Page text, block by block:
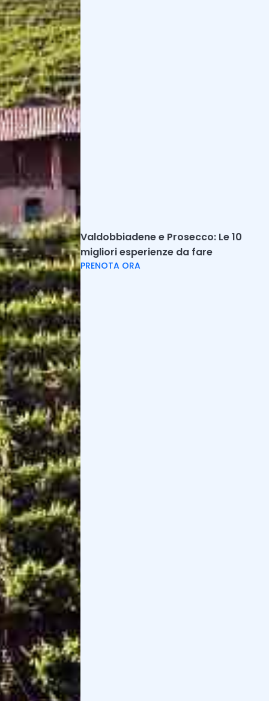
Valdobbiadene e Prosecco: Le 10
migliori esperienze da fare
PRENOTA ORA
Iscriviti alla newsletter
Ricevi la nostra newsletter con esperienze da
fare nella tua zona.
Articoli correlati
Cosa vedere in Valpolicella: le 11 migliori
località tra cantine e borghi
Ecco le migliori località della Valpolicella da
vedere, tra cantine, degustazioni e borghi e
attività....
Weekend in Franciacorta tra SPA e
degustazioni vini
Abbiamo selezionato le migliori idee per
trascorrere weekend in Franciacorta
combinando relax, escursioni e visite in lu...
Monferrato, cosa vedere tra cantine, castelli
e borghi
Se siete alla ricerca di cosa vedere nel
Monferrato, abbiamo selezionato per voi le
migliori idee....
Pagine correlate
Le 15 migliori passeggiate a Cavallo in
Veneto
Passeggia a cavallo in Veneto, in campagna,
al lago o in montagna, con percorsi
panoramici. Scopri tutte le escursioni e...
Le 20 migliori Degustazioni Vini in Veneto
Degustazioni nel cuore del Veneto con
passeggiata, picnic, aperitivo e cena in vigna.
Scoprile tutte....